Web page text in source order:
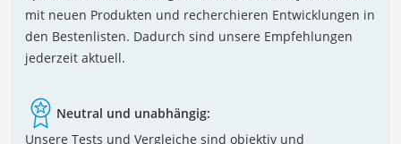
mit neuen Produkten und recherchieren Entwicklungen in
den Bestenlisten. Dadurch sind unsere Empfehlungen
jederzeit aktuell.
Neutral und unabhängig:
Unsere Tests und Vergleiche sind objektiv und